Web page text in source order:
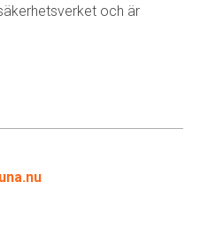
och är